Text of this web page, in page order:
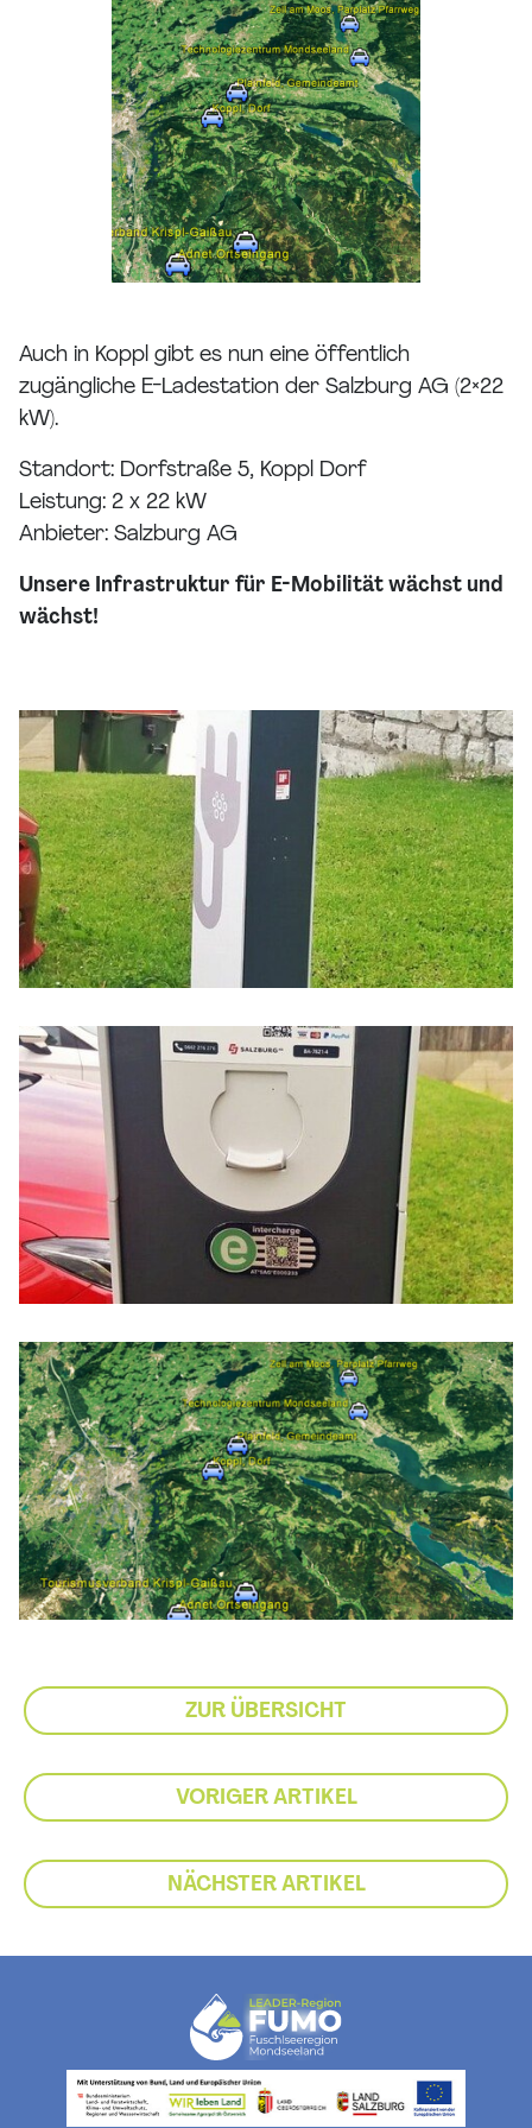
Auch in Koppl gibt es nun eine öffentlich
zugängliche E-Ladestation der Salzburg AG (2×22
kW).
Standort: Dorfstraße 5, Koppl Dorf
Leistung: 2 x 22 kW
Anbieter: Salzburg AG
Unsere Infrastruktur für E-Mobilität wächst und
wächst!
ZUR ÜBERSICHT
VORIGER ARTIKEL
NÄCHSTER ARTIKEL